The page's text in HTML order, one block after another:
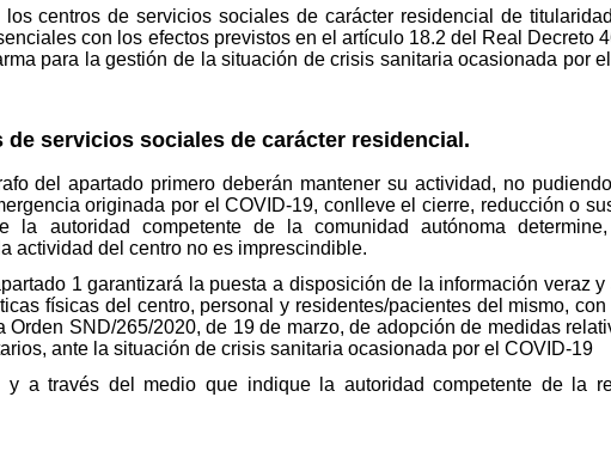
centros de servicios sociales de carácter residencial de
con los efectos previstos en el artículo 18.2 del Real Decreto
para la gestión de la situación de crisis sanitaria ocasionada por
servicios sociales de carácter residencial.
del apartado primero deberán mantener su actividad, no
originada por el COVID-19, conlleve el cierre, reducción o
la autoridad competente de la comunidad autónoma
actividad del centro no es imprescindible.
1 garantizará la puesta a disposición de la información veraz y
físicas del centro, personal y residentes/pacientes del mismo, con
SND/265/2020, de 19 de marzo, de adopción de medidas
ante la situación de crisis sanitaria ocasionada por el COVID-19
a través del medio que indique la autoridad competente de la